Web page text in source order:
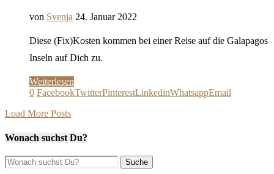
von Svenja 24. Januar 2022
Diese (Fix)Kosten kommen bei einer Reise auf die Galapagos
Inseln auf Dich zu.
Weiterlesen
0 FacebookTwitterPinterestLinkedinWhatsappEmail
Load More Posts
Wonach suchst Du?